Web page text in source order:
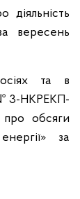
діяльність
вересень
та в
№ 3-НКРЕКП-
про обсяги
за